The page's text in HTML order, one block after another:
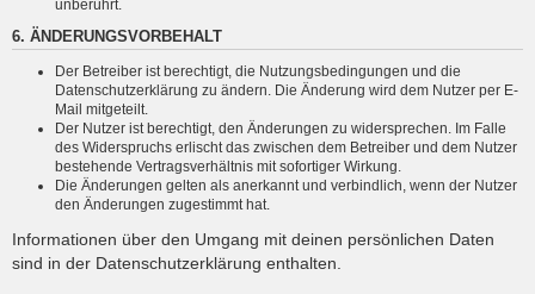
unberührt.
6. ÄNDERUNGSVORBEHALT
Der Betreiber ist berechtigt, die Nutzungsbedingungen und die
Datenschutzerklärung zu ändern. Die Änderung wird dem Nutzer per E-
Mail mitgeteilt.
Der Nutzer ist berechtigt, den Änderungen zu widersprechen. Im Falle
des Widerspruchs erlischt das zwischen dem Betreiber und dem Nutzer
bestehende Vertragsverhältnis mit sofortiger Wirkung.
Die Änderungen gelten als anerkannt und verbindlich, wenn der Nutzer
den Änderungen zugestimmt hat.
Informationen über den Umgang mit deinen persönlichen Daten
sind in der Datenschutzerklärung enthalten.